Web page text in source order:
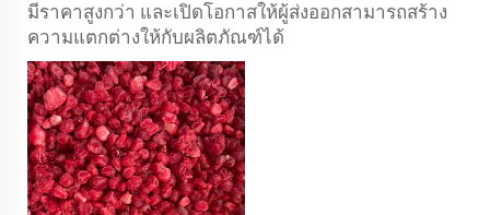
มีราคาสูงกว่า และเปิดโอกาสให้ผู้ส่งออกสามารถสร้าง
ความแตกต่างให้กับผลิตภัณฑ์ได้